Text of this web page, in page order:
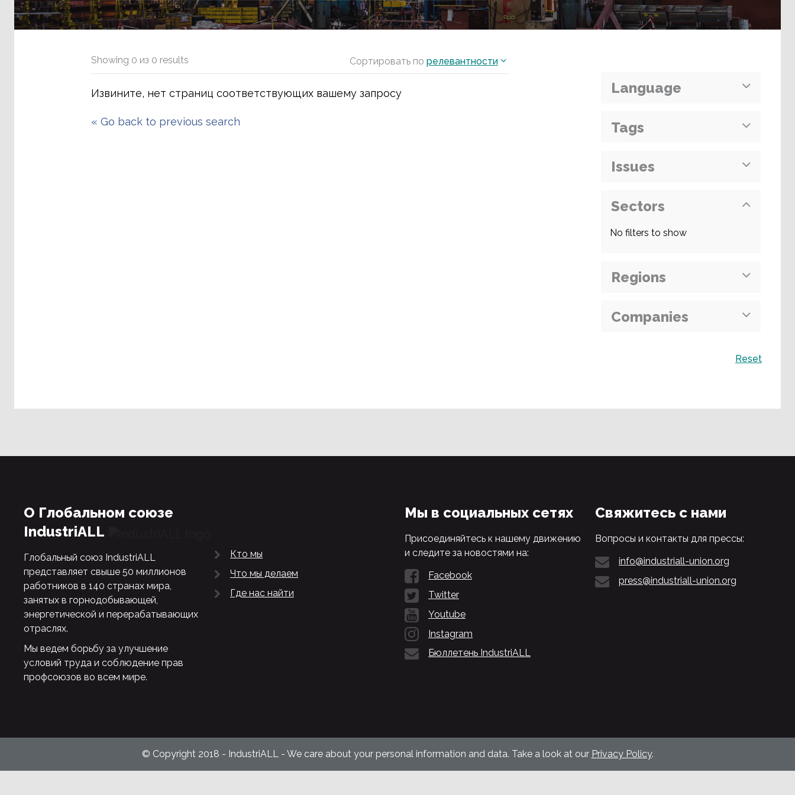
Showing 0 из 0 results Сортировать по релевантности
Извините, нет страниц соответствующих вашему запросу
«Go back to previous search
Language
Tags
Issues
Sectors
No filters to show
Regions
Companies
Reset
О Глобальном союзе
IndustriALL
Глобальный союз IndustriALL
представляет свыше 50 миллионов
работников в 140 странах мира,
занятых в горнодобывающей,
энергетической и перерабатывающих
отраслях.
Мы ведем борьбу за улучшение
условий труда и соблюдение прав
профсоюзов во всем мире.
Кто мы
Что мы делаем
Где нас найти
Мы в социальных сетях
Присоединяйтесь к нашему движению
и следите за новостями на:
Facebook
Twitter
Youtube
Instagram
Бюллетень IndustriALL
Свяжитесь с нами
Вопросы и контакты для прессы:
info@industriall-union.org
press@industriall-union.org
© Copyright 2018 - IndustriALL - We care about your personal information and data. Take a look at our Privacy Policy.